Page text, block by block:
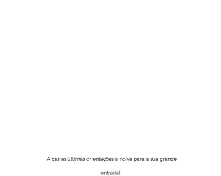
A dar as últimas orientações a noiva para a sua grande
entrada!